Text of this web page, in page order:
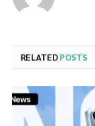
RELATED POSTS